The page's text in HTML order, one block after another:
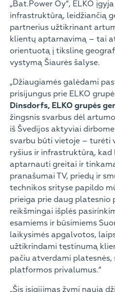
„Bat.Power Oy“, ELKO
infrastruktūrą, leidžiančią
partnerius užtikrinant
klientų aptarnavimą – tai
orientuotą į tikslinę
vystymą Šiaurės šalyse.
„Džiaugiamės galėdami
prisijungus prie ELKO
Dinsdorfs, ELKO grupės
žingsnis svarbus dėl
iš Švedijos aktyviai
svarbu būti vietoje – turėti
ryšius ir infrastruktūrą,
aptarnauti greitai ir
pranašumai TV, priedų ir
technikos srityse papildo
prieiga prie daug
reikšmingai išplės
esamiems ir būsimiems
laikysimės apgalvotos,
užtikrindami tęstinumą
pačiu atverdami platesnės,
platformos privalumus.“
„Šis įsigijimas žymi naują